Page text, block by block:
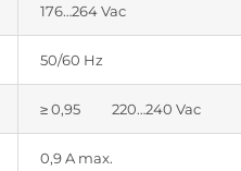
176…264 Vac
50/60 Hz
≥ 0,95 220…240 Vac
0,9 A max.